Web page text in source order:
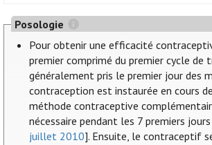
Posologie
Pour obtenir une efficacité
premier comprimé du premier cycle de
généralement pris le premier jour des
contraception est instaurée en cours
méthode contraceptive
nécessaire pendant les 7 premiers
juillet 2010]. Ensuite, le contraceptif